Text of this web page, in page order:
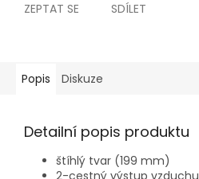
ZEPTAT SE SDÍLET
Popis Diskuze
Detailní popis produktu
štíhlý tvar (199 mm)